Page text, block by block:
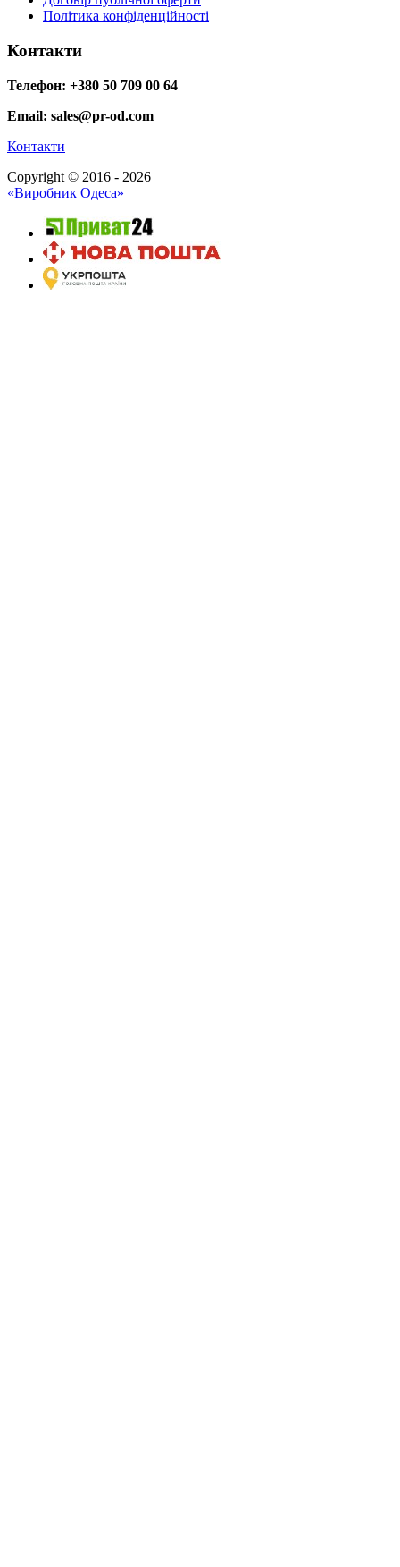
Політика конфіденційності
Контакти
Телефон: +380 50 709 00 64
Email: sales@pr-od.com
Контакти
Copyright © 2016 - 2026
«Виробник Одеса»